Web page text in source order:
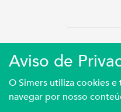
Aviso de
O Simers utiliza cookies
navegar por nosso